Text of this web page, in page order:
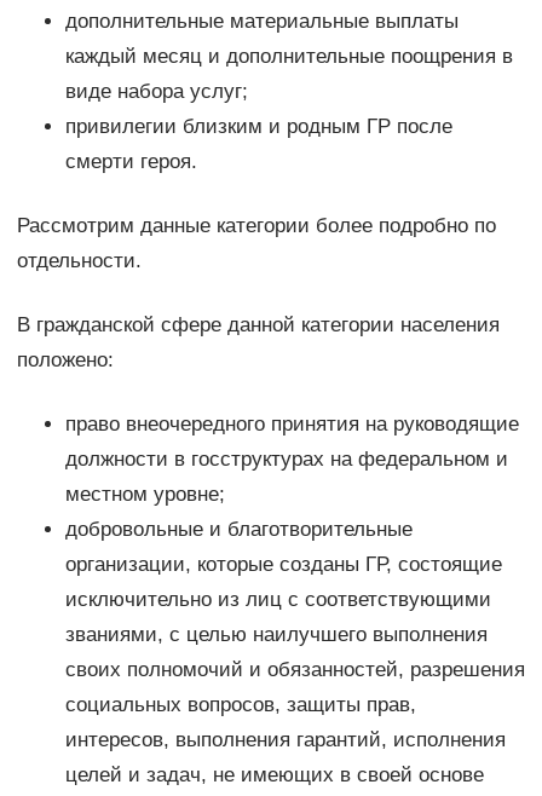
дополнительные материальные выплаты
каждый месяц и дополнительные поощрения в
виде набора услуг;
привилегии близким и родным ГР после
смерти героя.
Рассмотрим данные категории более подробно по
отдельности.
В гражданской сфере данной категории населения
положено:
право внеочередного принятия на руководящие
должности в госструктурах на федеральном и
местном уровне;
добровольные и благотворительные
организации, которые созданы ГР, состоящие
исключительно из лиц с соответствующими
званиями, с целью наилучшего выполнения
своих полномочий и обязанностей, разрешения
социальных вопросов, защиты прав,
интересов, выполнения гарантий, исполнения
целей и задач, не имеющих в своей основе